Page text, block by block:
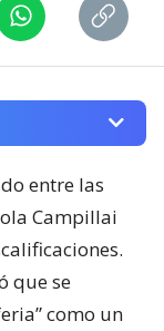
entre las
Campillai
que se
como un